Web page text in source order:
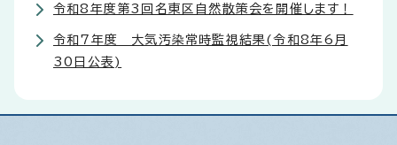
令和8年度第3回名東区自然散策会を開催します！
令和7年度 大気汚染常時監視結果(令和8年6月
30日公表)